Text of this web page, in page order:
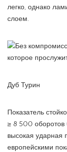
легко, однако
слоем.
Дуб Турин
Показатель
≥ 8 500
высокая ударная
европейскими